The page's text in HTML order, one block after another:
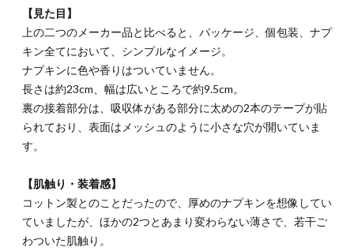
【見た目】
上の二つのメーカー品と比べると、パッケージ、個包装、ナプ
キン全てにおいて、シンプルなイメージ。
ナプキンに色や香りはついていません。
長さは約23cm、幅は広いところで約9.5cm。
裏の接着部分は、吸収体がある部分に太めの2本のテープが貼
られており、表面はメッシュのように小さな穴が開いていま
す。
【肌触り・装着感】
コットン製とのことだったので、厚めのナプキンを想像してい
ていましたが、ほかの2つとあまり変わらない薄さで、若干ご
わついた肌触り。